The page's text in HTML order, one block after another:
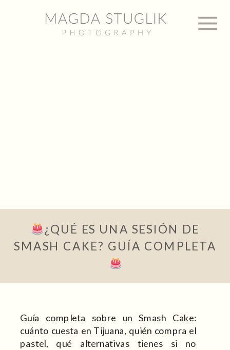
¿QUÉ ES UNA SESIÓN DE
SMASH CAKE? GUÍA COMPLETA
Guía completa sobre un Smash Cake:
cuánto cuesta en Tijuana, quién compra el
pastel, qué alternativas tienes si no